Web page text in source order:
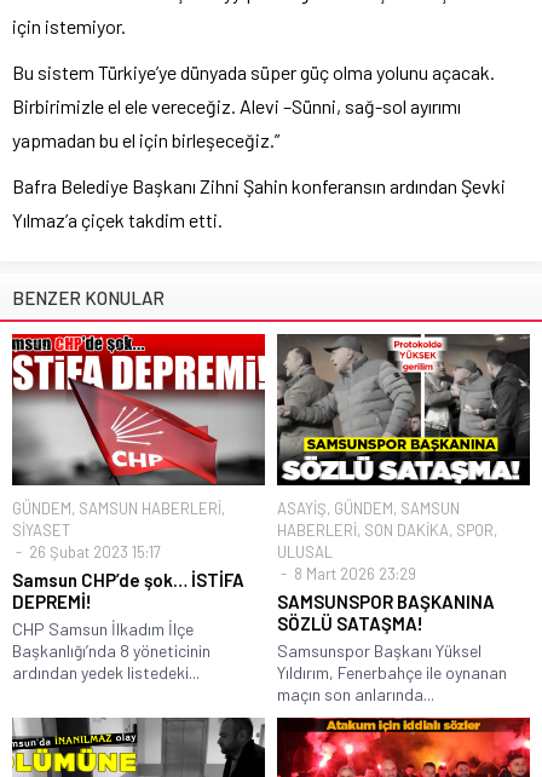
için istemiyor.
Bu sistem Türkiye’ye dünyada süper güç olma yolunu açacak.
Birbirimizle el ele vereceğiz. Alevi –Sünni, sağ-sol ayırımı
yapmadan bu el için birleşeceğiz.”
Bafra Belediye Başkanı Zihni Şahin konferansın ardından Şevki
Yılmaz’a çiçek takdim etti.
BENZER KONULAR
GÜNDEM, SAMSUN HABERLERİ,
SİYASET
26 Şubat 2023 15:17
Samsun CHP’de şok… İSTİFA
DEPREMİ!
CHP Samsun İlkadım İlçe
Başkanlığı’nda 8 yöneticinin
ardından yedek listedeki...
ASAYİŞ, GÜNDEM, SAMSUN
HABERLERİ, SON DAKİKA, SPOR,
ULUSAL
8 Mart 2026 23:29
SAMSUNSPOR BAŞKANINA
SÖZLÜ SATAŞMA!
Samsunspor Başkanı Yüksel
Yıldırım, Fenerbahçe ile oynanan
maçın son anlarında...